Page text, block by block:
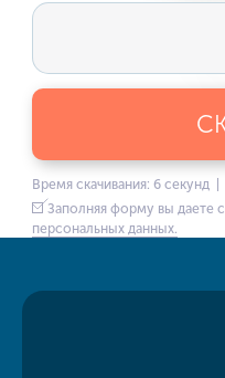
Время скачивания: 6 секунд
Заполняя форму вы даете
персональных данных.